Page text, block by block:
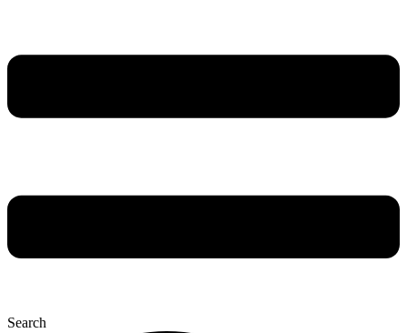
Search